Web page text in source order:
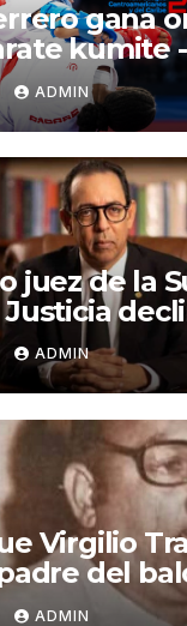
gana
kumite
ADMIN
juez de la
el CNM
ADMIN
Virgilio
del
ADMIN